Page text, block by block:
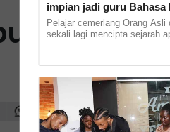
perlu
impian jadi guru Bahasa
Pelajar cemerlang Orang Asli
sekali lagi mencipta sejarah